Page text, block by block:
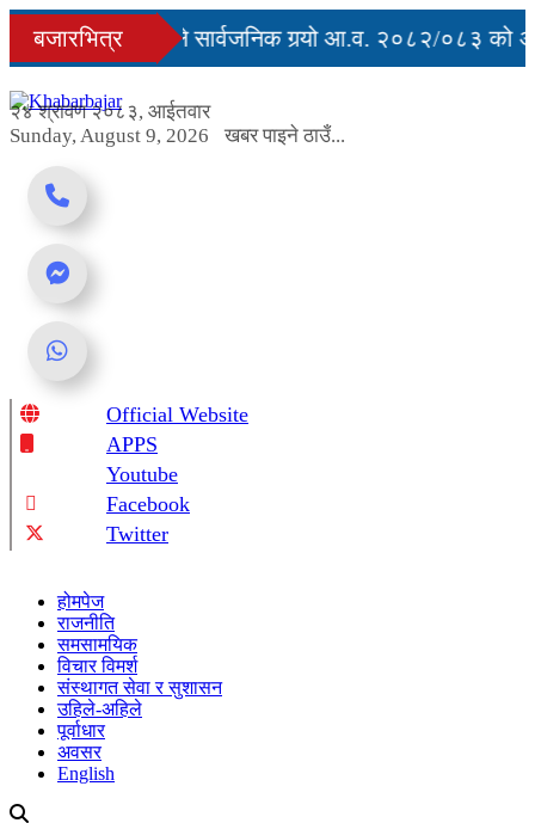
Skip
content
बजारभित्र
मृत्युु
सरकारले सार्वजनिक गर्‍यो आ.व. २०८२/०८३ को
२४ श्रावण २०८३, आईतवार
Sunday, August 9, 2026
खबर पाइने ठाउँ...
Online News Portal
Official Website
APPS
Youtube
Facebook
Twitter
होमपेज
राजनीति
समसामयिक
विचार विमर्श
संस्थागत सेवा र सुशासन
उहिले-अहिले
पूर्वाधार
अवसर
English